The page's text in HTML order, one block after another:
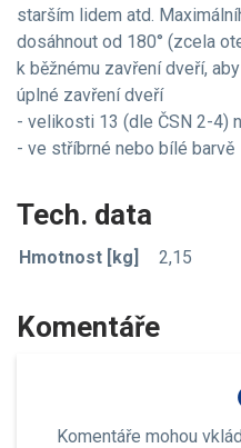
starším lidem atd.
dosáhnout od 180° (zcela
k běžnému zavření dveří,
úplné zavření dveří
- velikosti 13 (dle ČSN 2-4)
- ve stříbrné nebo bílé barvě
Tech. data
Hmotnost [kg] 2,15
Komentáře
Komentáře mohou